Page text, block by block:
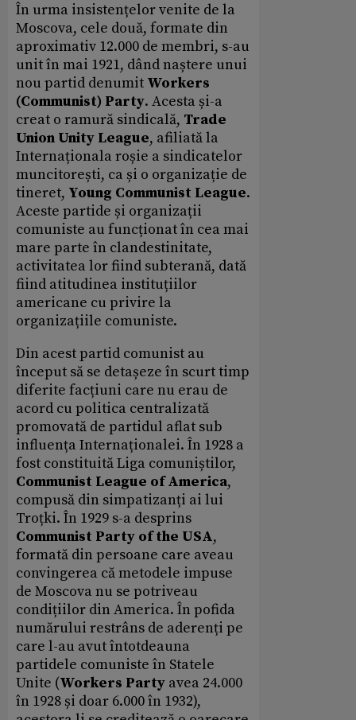
În urma insistențelor venite de la
Moscova, cele două, formate din
aproximativ 12.000 de membri, s-au
unit în mai 1921, dând naștere unui
nou partid denumit Workers
(Communist) Party. Acesta și-a
creat o ramură sindicală, Trade
Union Unity League, afiliată la
Internaționala roșie a sindicatelor
muncitorești, ca și o organizație de
tineret, Young Communist League.
Aceste partide și organizații
comuniste au funcționat în cea mai
mare parte în clandestinitate,
activitatea lor fiind subterană, dată
fiind atitudinea instituțiilor
americane cu privire la
organizațiile comuniste.
Din acest partid comunist au
început să se detașeze în scurt timp
diferite facțiuni care nu erau de
acord cu politica centralizată
promovată de partidul aflat sub
influența Internaționalei. În 1928 a
fost constituită Liga comuniștilor,
Communist League of America,
compusă din simpatizanți ai lui
Troțki. În 1929 s-a desprins
Communist Party of the USA,
formată din persoane care aveau
convingerea că metodele impuse
de Moscova nu se potriveau
condițiilor din America. În pofida
numărului restrâns de aderenți pe
care l-au avut întotdeauna
partidele comuniste în Statele
Unite (Workers Party avea 24.000
în 1928 și doar 6.000 în 1932),